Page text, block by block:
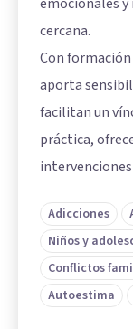
cercana.
Con
aporta
facilitan un
práctica,
Adicciones
Niños y
Conflictos
Autoestima